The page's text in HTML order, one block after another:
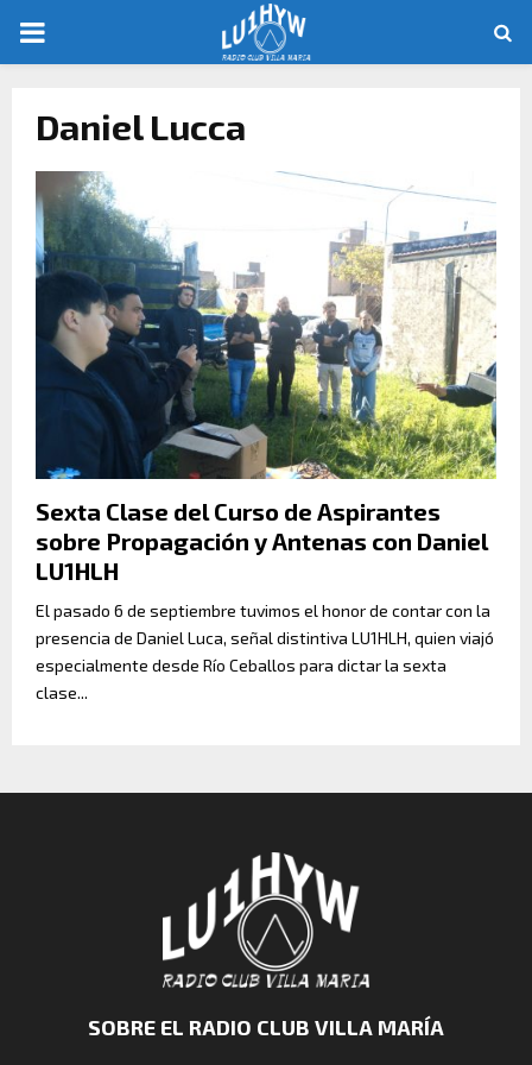
Daniel Lucca
Sexta Clase del Curso de Aspirantes
sobre Propagación y Antenas con Daniel
LU1HLH
El pasado 6 de septiembre tuvimos el honor de contar con la
presencia de Daniel Luca, señal distintiva LU1HLH, quien viajó
especialmente desde Río Ceballos para dictar la sexta
clase...
SOBRE EL RADIO CLUB VILLA MARÍA